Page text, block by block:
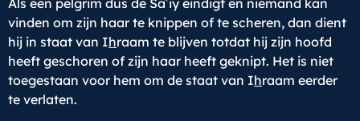
Als een pelgrim dus de Saʿiy eindigt en niemand kan
vinden om zijn haar te knippen of te scheren, dan dient
hij in staat van Ihraam te blijven totdat hij zijn hoofd
heeft geschoren of zijn haar heeft geknipt. Het is niet
toegestaan voor hem om de staat van Ihraam eerder
te verlaten.